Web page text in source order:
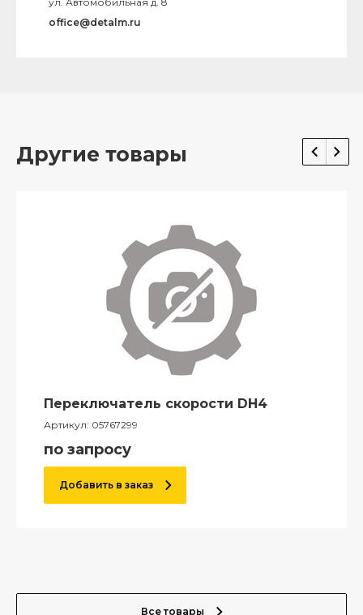
office@detalm.ru
Другие товары
Переключатель скорости DH4
Артикул: 05767299
по запросу
Добавить в заказ
Все товары